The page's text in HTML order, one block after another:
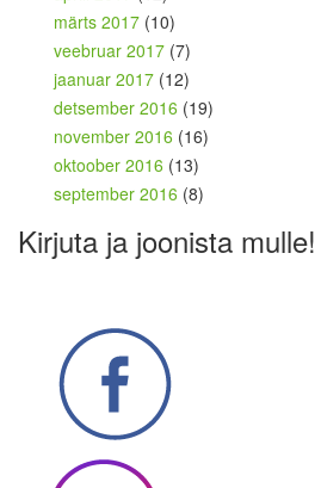
märts 2017 (10)
veebruar 2017 (7)
jaanuar 2017 (12)
detsember 2016 (19)
november 2016 (16)
oktoober 2016 (13)
september 2016 (8)
Kirjuta ja joonista mulle!